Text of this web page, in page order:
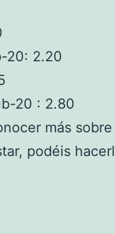
20: 2.20
20 : 2.80
más
podéis